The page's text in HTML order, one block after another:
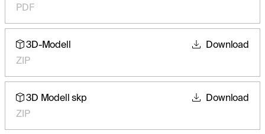
PDF
3D-Modell
ZIP
Download
3D Modell skp
ZIP
Download